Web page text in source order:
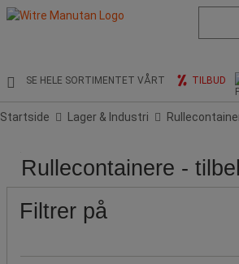
og
SE HELE SORTIMENTET VÅRT TILBUD
Startside Lager & Industri
Rullecontainere -
Filtrer på
Pris
Produktets
Populære